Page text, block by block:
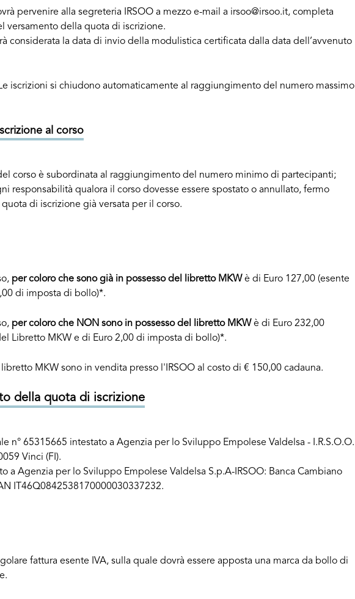
pervenire alla segreteria IRSOO a mezzo e-mail a irsoo@irsoo.it, completa
versamento della quota di iscrizione.
considerata la data di invio della modulistica certificata dalla data dell’avvenuto
iscrizioni si chiudono automaticamente al raggiungimento del numero massimo
al corso
corso è subordinata al raggiungimento del numero minimo di partecipanti;
responsabilità qualora il corso dovesse essere spostato o annullato, fermo
di iscrizione già versata per il corso.
per coloro che sono già in possesso del libretto MKW è di Euro 127,00 (esente
di imposta di bollo)*.
per coloro che NON sono in possesso del libretto MKW è di Euro 232,00
Libretto MKW e di Euro 2,00 di imposta di bollo)*.
MKW sono in vendita presso l'IRSOO al costo di € 150,00 cadauna.
della quota di iscrizione
n° 65315665 intestato a Agenzia per lo Sviluppo Empolese Valdelsa - I.R.S.O.O.
Vinci (FI).
a Agenzia per lo Sviluppo Empolese Valdelsa S.p.A-IRSOO: Banca Cambiano
IT46Q0842538170000030337232.
fattura esente IVA, sulla quale dovrà essere apposta una marca da bollo di